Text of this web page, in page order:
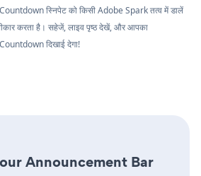
स्निपेट को किसी Adobe Spark तत्व में डालें
करता है। सहेजें, लाइव पृष्ठ देखें, और आपका
दिखाई देगा!
Announcement Bar